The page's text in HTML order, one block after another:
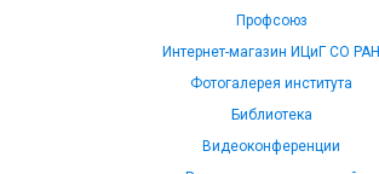
Профсоюз
Интернет-магазин ИЦиГ СО РАН
Фотогалерея института
Библиотека
Видеоконференции